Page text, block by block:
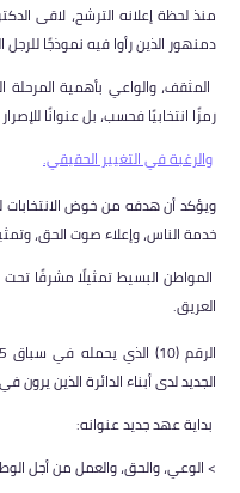
منذ لحظة إعلانه الترشح، لاقى
دمنهور الذين رأوا فيه نموذجًا للرجل
رمزًا انتخابيًا فحسب، بل عنوانًا
والرغبة في التغيير الحقيقي.
ويؤكد أن هدفه من خوض
خدمة الناس، وإعلاء صوت الحق،
المواطن البسيط تمثيلًا مشرفًا تحت
العريق.
الجديد لدى أبناء الدائرة الذين يرون
بداية عهد جديد عنوانه:
> الوعي، والحق، والعمل من أجل